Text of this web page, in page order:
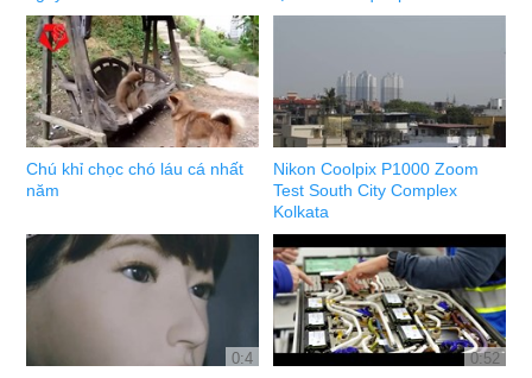
Chú khỉ chọc chó láu cá nhất
năm
Nikon Coolpix P1000 Zoom
Test South City Complex
Kolkata
0:4 0:52